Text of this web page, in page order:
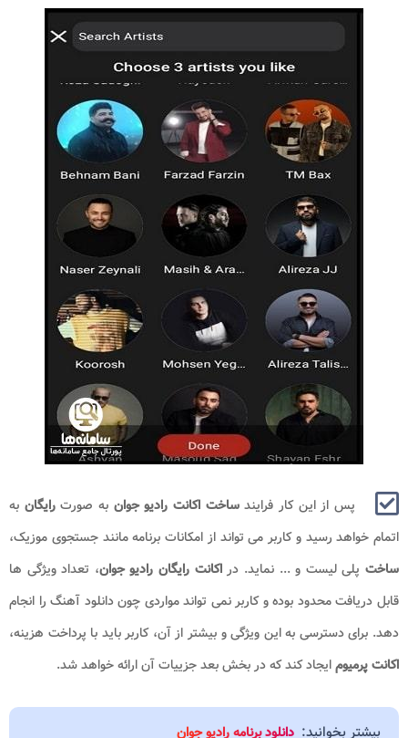
پس از این کار فرایندساخت اکانت رادیو جوان به صورترایگان به
اتمام خواهد رسید و کاربر می تواند از امکانات برنامه مانند جستجوی موزیک،
ساخت پلی لیست و ... نماید. دراکانت رایگان رادیو جوان، تعداد ویژگی ها
قابل دریافت محدود بوده و کاربر نمی تواند مواردی چون دانلود آهنگ را انجام
دهد. برای دسترسی به این ویژگی و بیشتر از آن، کاربر باید با پرداخت هزینه،
اکانت پرمیومایجاد کند که در بخش بعد جزییات آن ارائه خواهد شد.
بیشتر بخوانید: دانلود برنامه رادیو جوان